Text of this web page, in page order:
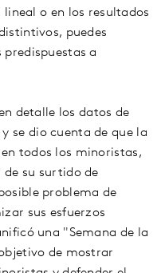
o en los resultados
puedes
a
detalle los datos de
se dio cuenta de que la
todos los minoristas,
de su surtido de
problema de
sus esfuerzos
una "Semana de la
de mostrar